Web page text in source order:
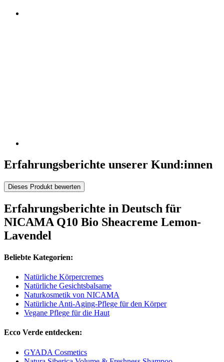
Erfahrungsberichte unserer Kund:innen
Dieses Produkt bewerten
Erfahrungsberichte in Deutsch für
NICAMA Q10 Bio Sheacreme Lemon-
Lavendel
Beliebte Kategorien:
Natürliche Körpercremes
Natürliche Gesichtsbalsame
Naturkosmetik von NICAMA
Natürliche Anti-Aging-Pflege für den Körper
Vegane Pflege für die Haut
Ecco Verde entdecken:
GYADA Cosmetics